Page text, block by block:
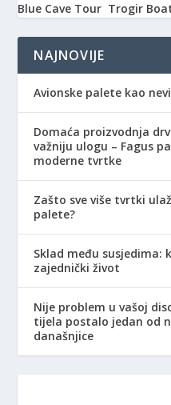
Blue Cave Tour Trogir
NAJNOVIJE
Avionske palete kao
Domaća proizvodnja
važniju ulogu – Fagus
moderne tvrtke
Zašto sve više tvrtki
palete?
Sklad među
zajednički život
Nije problem u vašoj
tijela postalo jedan od
današnjice